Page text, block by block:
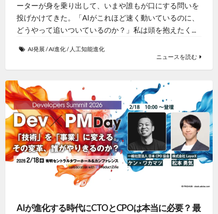
ーターが身を乗り出して、いまや誰もが口にする問いを
投げかけてきた。「AIがこれほど速く動いているのに、
どうやって追いついているのか？」私は頭を抱えたく...
AI発展 /AI進化/ 人工知能進化
ニュースを読む
AIが進化する時代にCTOとCPOは本当に必要？ 最